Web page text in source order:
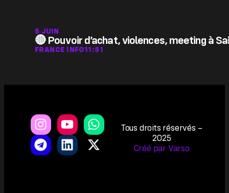
5 JUIN
🔴 Pouvoir d’achat, violences, meeting à
FRANCE INFO11:51
Tous droits réservés –
2025
Créé par Varso